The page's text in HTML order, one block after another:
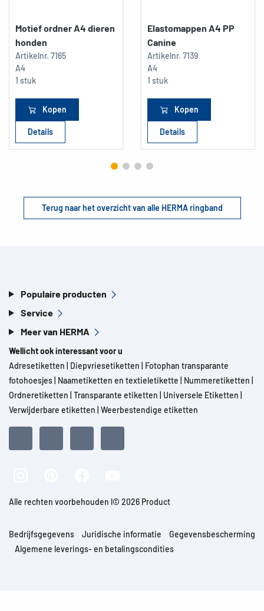
Motief ordner A4 dieren
honden
Artikelnr. 7165
A4
1 stuk
Kopen
Details
Elastomappen A4 PP
Canine
Artikelnr. 7139
A4
1 stuk
Kopen
Details
Terug naar het overzicht van alle HERMA ringband
Populaire producten
Service
Meer van HERMA
Wellicht ook interessant voor u
Adresetiketten
Diepvriesetiketten
Fotophan transparante
fotohoesjes Naametiketten en textieletikette Nummeretiketten
Ordneretiketten Transparante etiketten Universele Etiketten
Verwijderbare etiketten Weerbestendige etiketten
Alle rechten voorbehouden l© 2026 Product
Bedrijfsgegevens Juridische informatie
Gegevensbescherming
Algemene leverings- en betalingscondities